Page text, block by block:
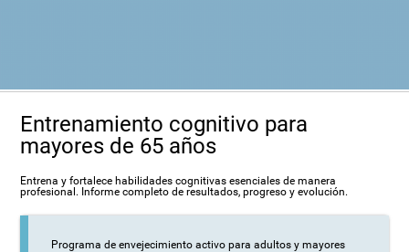
Entrenamiento cognitivo para
mayores de 65 años
Entrena y fortalece habilidades cognitivas esenciales de manera
profesional. Informe completo de resultados, progreso y evolución.
Programa de envejecimiento activo para adultos y mayores